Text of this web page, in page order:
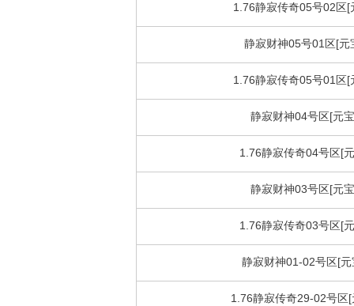
1.76静寂传奇05号02区[
静寂财神05号01区[元
1.76静寂传奇05号01区[
静寂财神04号区[元
1.76静寂传奇04号区[
静寂财神03号区[元
1.76静寂传奇03号区[
静寂财神01-02号区[元
1.76静寂传奇29-02号区[